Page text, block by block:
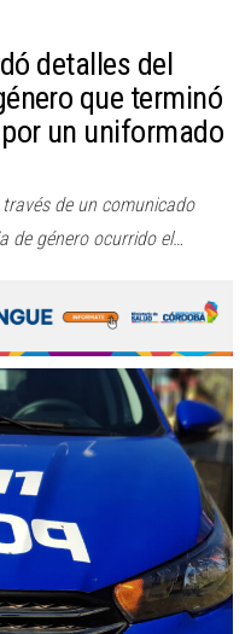
detalles del
que terminó
un uniformado
de un comunicado
de género ocurrido el…